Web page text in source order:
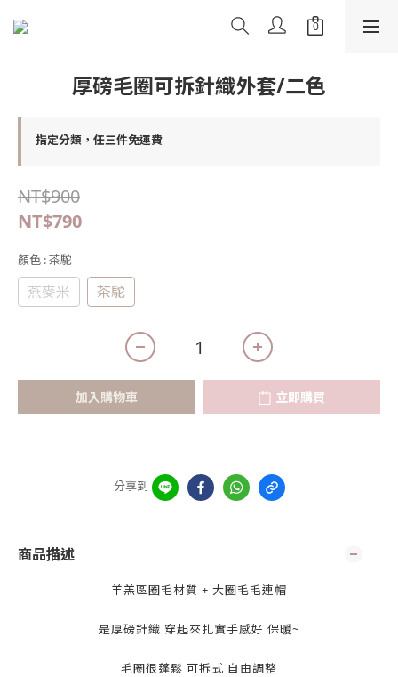
厚磅毛圈可拆針織外套/二色
指定分類，任三件免運費
NT$900
NT$790
顏色 : 茶駝
燕麥米 茶駝
加入購物車 立即購買
分享到
商品描述
羊羔區圈毛材質 + 大圈毛毛連帽
是厚磅針織 穿起來扎實手感好 保暖~
毛圈很蓬鬆 可拆式 自由調整